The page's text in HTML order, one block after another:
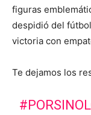
figuras
despidió del
victoria con
Te dejamos los